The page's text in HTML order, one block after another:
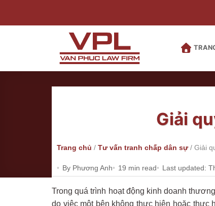
Giải
Trang chủ / Tư vấn tranh chấp dân sự/ Giải
By Phương Anh 19 min read Last updated:
Trong quá trình hoạt động kinh doanh
do việc một bên không thực hiện hoặc thực